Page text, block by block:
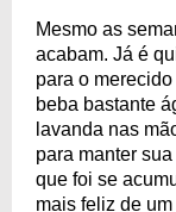
Mesmo as
acabam. Já é
para o
beba bastante
lavanda nas
para manter
que foi se
mais feliz de